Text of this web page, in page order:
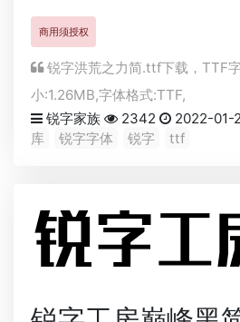
商用须授权
锐字洪荒之力简.ttf下载， TTF
小:1.26MB,字体格式:TTF,
锐字家族
2342 2022-01-
库
锐字字体 锐字 ttf